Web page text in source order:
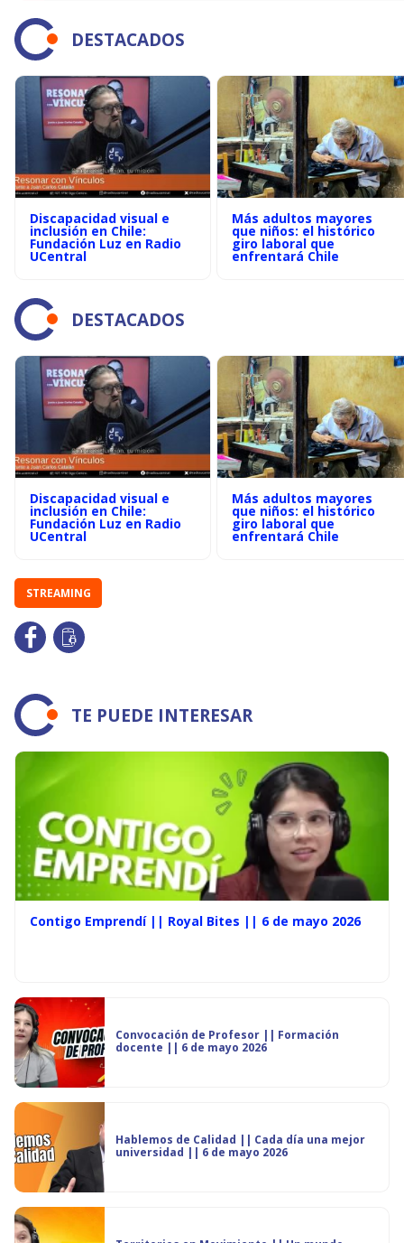
DESTACADOS
Discapacidad visual e
inclusión en Chile:
Fundación Luz en Radio
UCentral
Más adultos mayores
que niños: el histórico
giro laboral que
enfrentará Chile
DESTACADOS
Discapacidad visual e
inclusión en Chile:
Fundación Luz en Radio
UCentral
Más adultos mayores
que niños: el histórico
giro laboral que
enfrentará Chile
STREAMING
TE PUEDE INTERESAR
Contigo Emprendí || Royal Bites || 6 de mayo 2026
Convocación de Profesor || Formación
docente || 6 de mayo 2026
Hablemos de Calidad || Cada día una mejor
universidad || 6 de mayo 2026